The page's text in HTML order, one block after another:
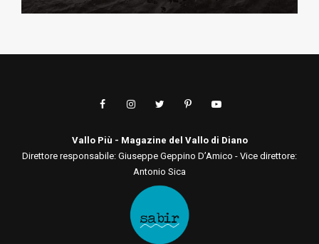
Vallo Più - Magazine del Vallo di Diano
Direttore responsabile: Giuseppe Geppino D’Amico - Vice direttore:
Antonio Sica